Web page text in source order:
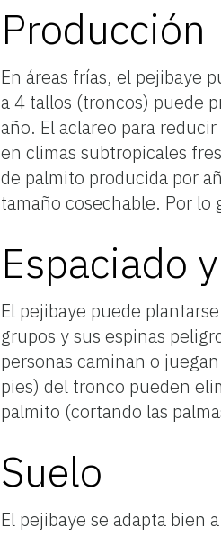
Producción
En áreas frías, el pejibaye
a 4 tallos (troncos) puede
año. El aclareo para
en climas subtropicales
de palmito producida por
tamaño cosechable. Por lo
Espaciado
El pejibaye puede
grupos y sus espinas
personas caminan o
pies) del tronco pueden
palmito (cortando las
Suelo
El pejibaye se adapta bien